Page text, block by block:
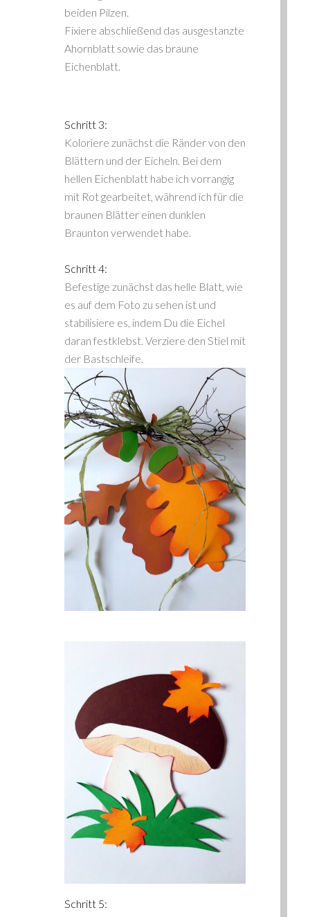
beiden Pilzen.
Fixiere abschließend das ausgestanzte
Ahornblatt sowie das braune
Eichenblatt.
Schritt 3:
Koloriere zunächst die Ränder von den
Blättern und der Eicheln. Bei dem
hellen Eichenblatt habe ich vorrangig
mit Rot gearbeitet, während ich für die
braunen Blätter einen dunklen
Braunton verwendet habe.
Schritt 4:
Befestige zunächst das helle Blatt, wie
es auf dem Foto zu sehen ist und
stabilisiere es, indem Du die Eichel
daran festklebst. Verziere den Stiel mit
der Bastschleife.
Schritt 5: